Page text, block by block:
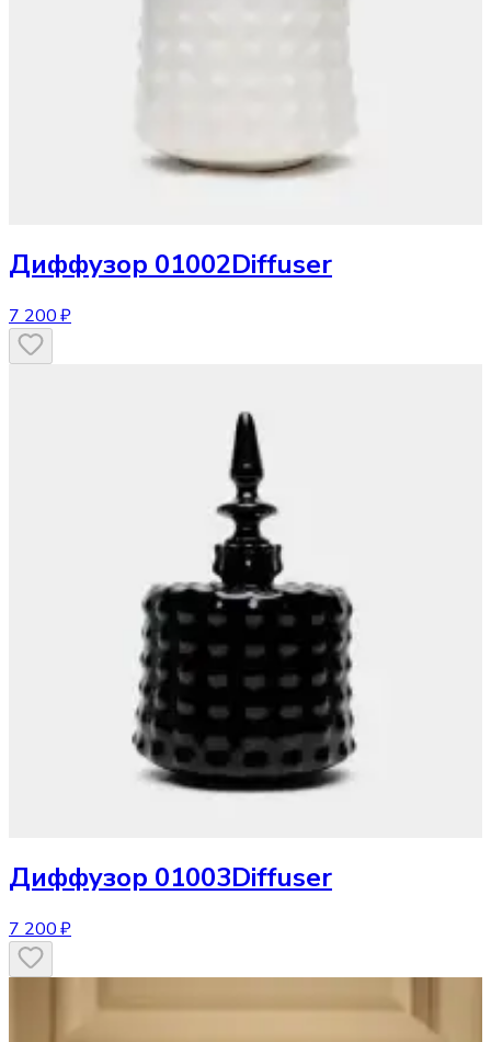
Диффузор 01002Diffuser
7 200 ₽
Диффузор 01003Diffuser
7 200 ₽